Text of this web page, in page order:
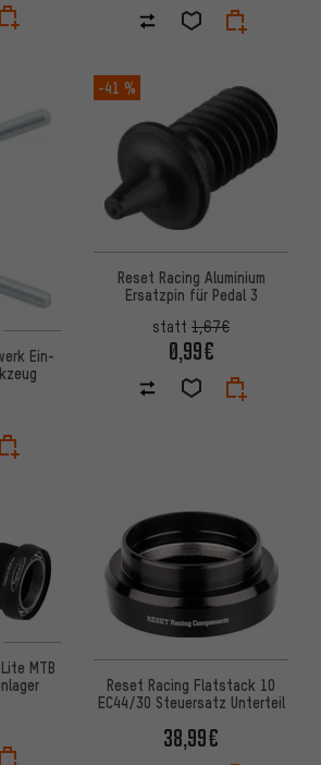
3 von 5 basierend auf 1 Bewertungen
Ein-
-41 %
Reset Racing Aluminium
Ersatzpin für Pedal 3
statt 1,67€
0,99€
4,5 von 5 basierend auf 3 Bewertungen
MTB
Reset Racing Flatstack 10
EC44/30 Steuersatz Unterteil
38,99€